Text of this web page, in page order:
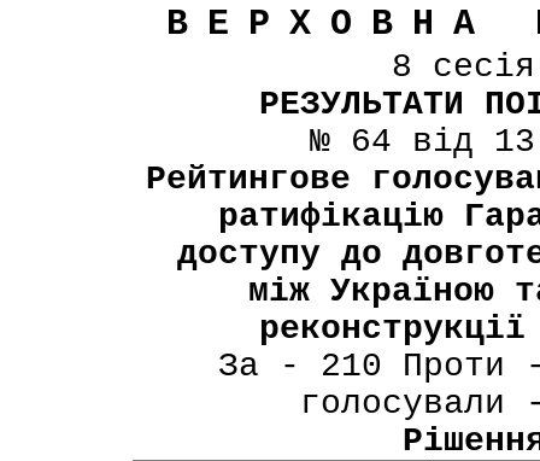
ВЕРХОВНА
8
РЕЗУЛЬТАТИ
№ 64 від
Рейтингове
ратифікацію
доступу до
між Україною
За - 210 Проти